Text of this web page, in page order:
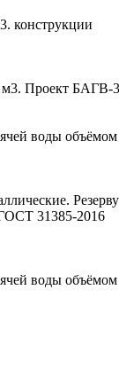
конструкции
м3. Проект БАГВ-
воды объёмом
31385-2016
воды объёмом